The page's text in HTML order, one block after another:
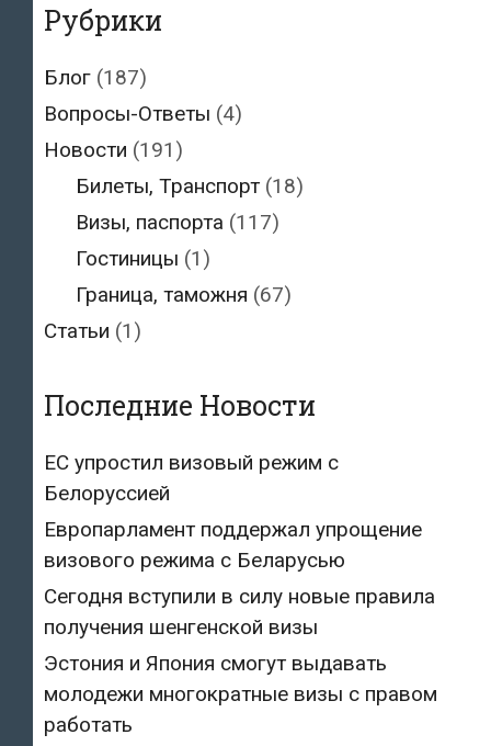
Рубрики
Блог (187)
Вопросы-Ответы (4)
Новости (191)
Билеты, Транспорт(18)
Визы, паспорта (117)
Гостиницы (1)
Граница, таможня (67)
Статьи (1)
Последние Новости
ЕС упростил визовый режим с
Белоруссией
Европарламент поддержал упрощение
визового режима с Беларусью
Сегодня вступили в силу новые правила
получения шенгенской визы
Эстония и Япония смогут выдавать
молодежи многократные визы с правом
работать